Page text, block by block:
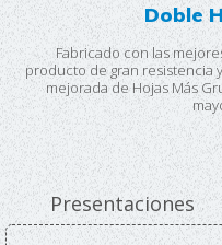
Doble
Fabricado con las
producto de gran resistencia
mejorada de Hojas Más
Presentaciones